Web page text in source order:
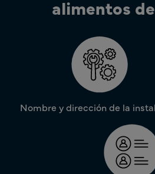
alimentos
Nombre y dirección de la